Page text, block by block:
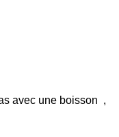
avec une boisson ,